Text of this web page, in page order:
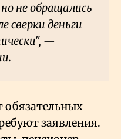
не обращались
сверки деньги
—
обязательных
заявления.